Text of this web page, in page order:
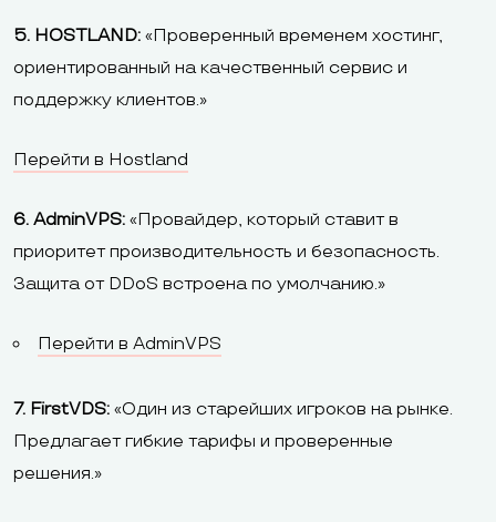
5. HOSTLAND: «Проверенный временем хостинг,
ориентированный на качественный сервис и
поддержку клиентов.»
Перейти в Hostland
6. AdminVPS: «Провайдер, который ставит в
приоритет производительность и безопасность.
Защита от DDoS встроена по умолчанию.»
Перейти в AdminVPS
7. FirstVDS: «Один из старейших игроков на рынке.
Предлагает гибкие тарифы и проверенные
решения.»